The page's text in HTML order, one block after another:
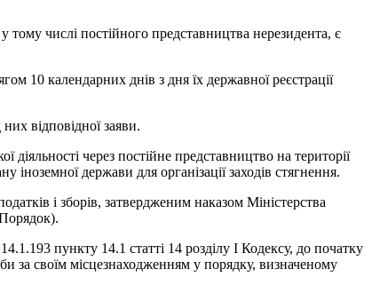
тому числі постійного представництва нерезидента, є
10 календарних днів з дня їх державної реєстрації
відповідної заяви.
через постійне представництво на території
держави для організації заходів стягнення.
і зборів, затвердженим наказом Міністерства
пункту 14.1 статті 14 розділу I Кодексу, до початку
за своїм місцезнаходженням у порядку, визначеному